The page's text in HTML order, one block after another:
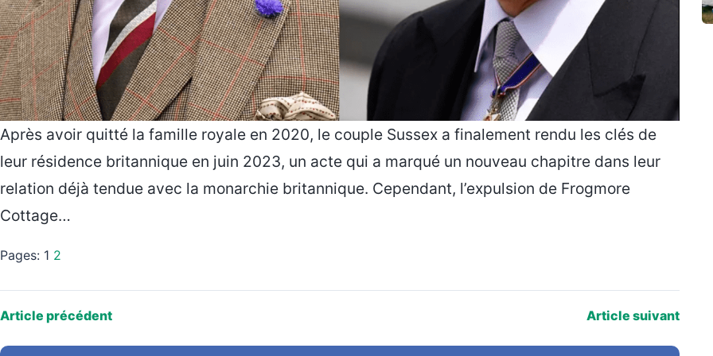
Après avoir quitté la famille royale en 2020, le couple Sussex a finalement rendu les clés de
leur résidence britannique en juin 2023, un acte qui a marqué un nouveau chapitre dans leur
relation déjà tendue avec la monarchie britannique. Cependant, l’expulsion de Frogmore
Cottage…
Pages: 1 2
Article précédent Article suivant